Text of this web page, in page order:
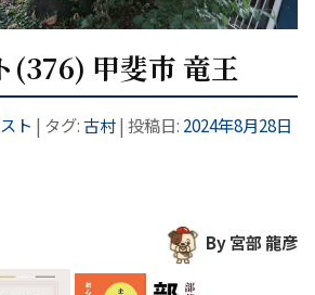
(376) 甲斐市 竜王
ト | タグ:古村| 投稿日: 2024年8月28日
By 宮部 龍彦